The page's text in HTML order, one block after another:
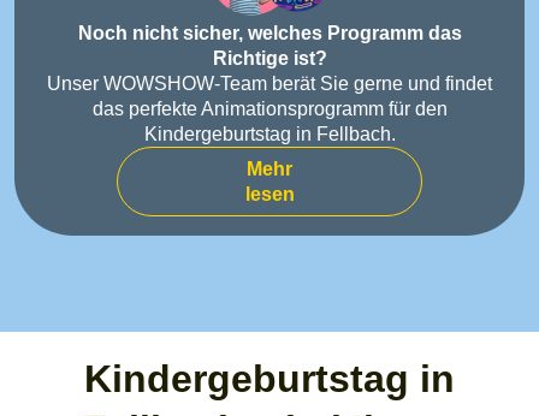
Noch nicht sicher, welches Programm das
Richtige ist?
Unser WOWSHOW-Team berät Sie gerne und findet
das perfekte Animationsprogramm für den
Kindergeburtstag in Fellbach.
Mehr
lesen
Kindergeburtstag in